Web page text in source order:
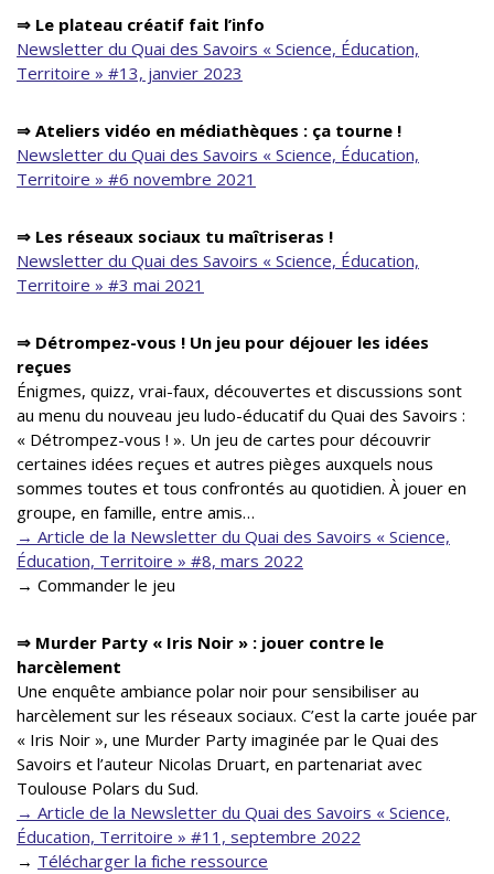
⇒ Le plateau créatif fait l’info
Newsletter du Quai des Savoirs « Science, Éducation,
Territoire » #13, janvier 2023
⇒ Ateliers vidéo en médiathèques : ça tourne !
Newsletter du Quai des Savoirs « Science, Éducation,
Territoire » #6 novembre 2021
⇒ Les réseaux sociaux tu maîtriseras !
Newsletter du Quai des Savoirs « Science, Éducation,
Territoire » #3 mai 2021
⇒ Détrompez-vous ! Un jeu pour déjouer les idées
reçues
Énigmes, quizz, vrai-faux, découvertes et discussions sont
au menu du nouveau jeu ludo-éducatif du Quai des Savoirs :
« Détrompez-vous ! ». Un jeu de cartes pour découvrir
certaines idées reçues et autres pièges auxquels nous
sommes toutes et tous confrontés au quotidien. À jouer en
groupe, en famille, entre amis…
→ Article de la Newsletter du Quai des Savoirs « Science,
Éducation, Territoire » #8, mars 2022
→ Commander le jeu
⇒ Murder Party « Iris Noir » : jouer contre le
harcèlement
Une enquête ambiance polar noir pour sensibiliser au
harcèlement sur les réseaux sociaux. C’est la carte jouée par
« Iris Noir », une Murder Party imaginée par le Quai des
Savoirs et l’auteur Nicolas Druart, en partenariat avec
Toulouse Polars du Sud.
→ Article de la Newsletter du Quai des Savoirs « Science,
Éducation, Territoire » #11, septembre 2022
→ Télécharger la fiche ressource